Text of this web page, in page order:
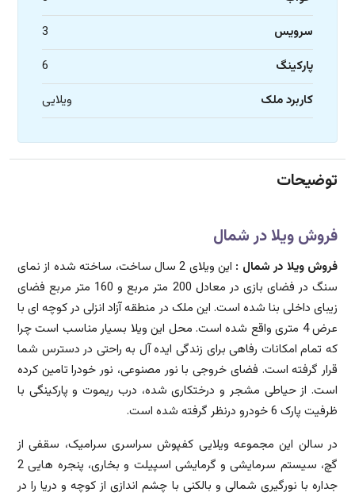
سرویس
3
پارکینگ
6
کاربرد ملک
ویلایی
توضیحات
فروش ویلا در شمال
فروش ویلا در شمال :
این ویلای 2 سال ساخت، ساخته شده از نمای
سنگ در فضای بازی در معادل 200 متر مربع و 160 متر مربع فضای
زیبای داخلی بنا شده است. این ملک در منطقه آزاد انزلی در کوچه ای با
عرض 4 متری واقع شده است. محل این ویلا بسیار مناسب است چرا
که تمام امکانات رفاهی برای زندگی ایده آل به راحتی در دسترس شما
قرار گرفته است. فضای خروجی با نور مصنوعی، نور خودرا تامین کرده
است. از حیاطی مشجر و درختکاری شده، درب ریموت و پارکینگی با
ظرفیت پارک 6 خودرو درنظر گرفته شده است.
در سالن این مجموعه ویلایی کفپوش سراسری سرامیک، سقفی از
گچ، سیستم سرمایشی و گرمایشی اسپیلت و بخاری، پنجره هایی 2
جداره با نورگیری شمالی و بالکنی با چشم اندازی از کوچه و دریا را در